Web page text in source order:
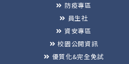
防疫專區
員生社
資安專區
校園公開資訊
優質化&完全免試